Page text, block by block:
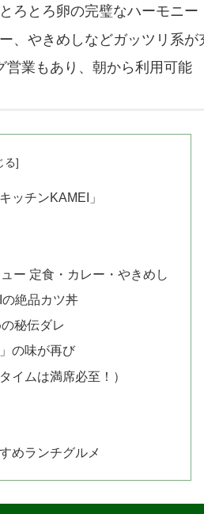
ろとろ卵の完璧なハーモニー
、やきめしなどガッツリ系が
営業もあり、朝から利用可能
ッチンKAMEI」
ー 定食・カレー・やきめし
絶品カツ丼
秘伝ダレ
の味が再び
イムは満席必至！）
めランチグルメ